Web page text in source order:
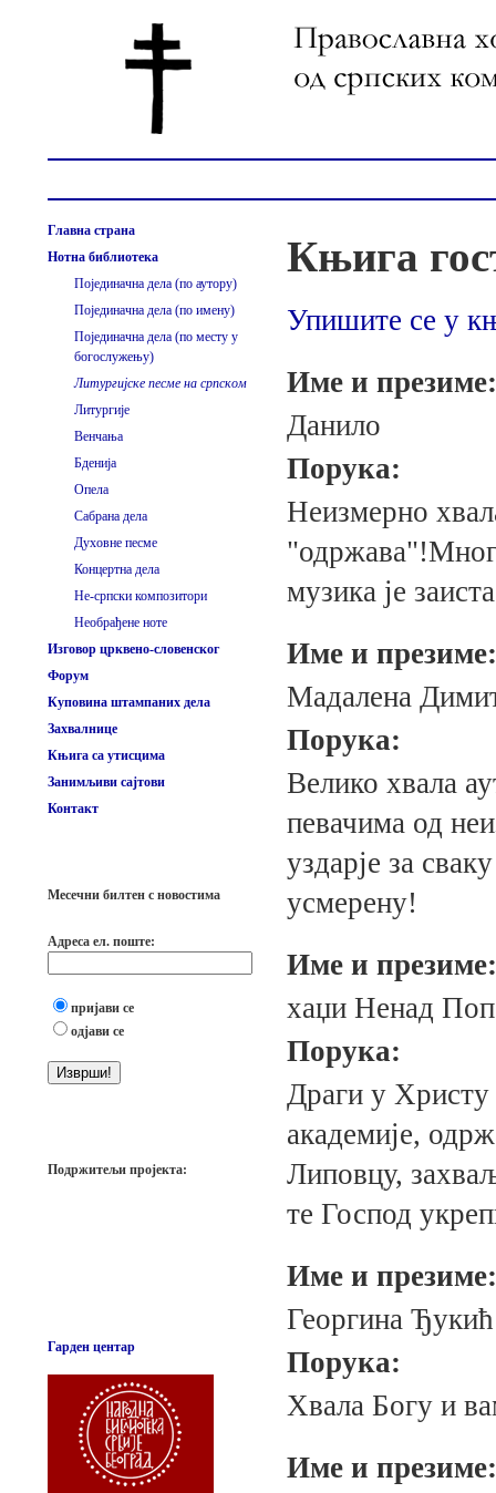
Главна страна
Нотна библиотека
Појединачна дела (по аутору)
Појединачна дела (по имену)
Појединачна дела (по месту у
богослужењу)
Литургијске песме на српском
Литургије
Венчања
Бденија
Опела
Сабрана дела
Духовне песме
Концертна дела
Не-српски композитори
Необрађене ноте
Изговор црквено-словенског
Форум
Куповина штампаних дела
Захвалнице
Књига са утисцима
Занимљиви сајтови
Контакт
Месечни билтен с новостима
Адреса ел. поште:
пријави се
одјави се
Подржитељи пројекта:
Гарден центар
Књига
Упишите се у
Име и презиме:
Данило
Порука:
Неизмерно
музика је
Име и презиме:
Мадалена
Порука:
Велико хвала
певачима од
уздарје за
усмерену!
Име и презиме:
хаџи Ненад
Порука:
Драги у Христу
академије,
Липовцу,
те Господ
Име и презиме:
Георгина Ђукић
Порука:
Хвала Богу и
Име и презиме: